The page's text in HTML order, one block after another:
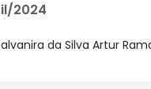
2024
da Silva Artur